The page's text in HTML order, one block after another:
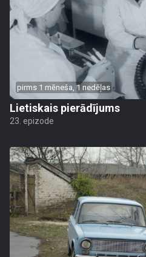
pirms 1 mēneša, 1 nedēļas
Lietiskais pierādījums
23. epizode